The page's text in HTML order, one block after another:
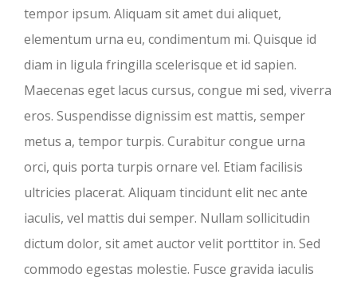
tempor ipsum. Aliquam sit amet dui aliquet,
elementum urna eu, condimentum mi. Quisque id
diam in ligula fringilla scelerisque et id sapien.
Maecenas eget lacus cursus, congue mi sed, viverra
eros. Suspendisse dignissim est mattis, semper
metus a, tempor turpis. Curabitur congue urna
orci, quis porta turpis ornare vel. Etiam facilisis
ultricies placerat. Aliquam tincidunt elit nec ante
iaculis, vel mattis dui semper. Nullam sollicitudin
dictum dolor, sit amet auctor velit porttitor in. Sed
commodo egestas molestie. Fusce gravida iaculis